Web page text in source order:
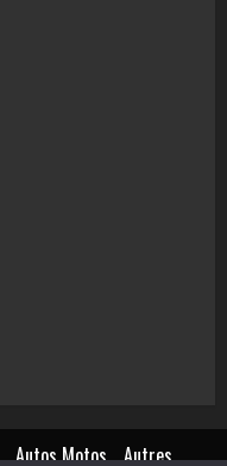
Autos Motos Autres